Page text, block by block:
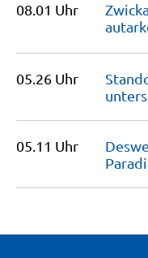
08.01 Uhr
05.26 Uhr
05.11 Uhr